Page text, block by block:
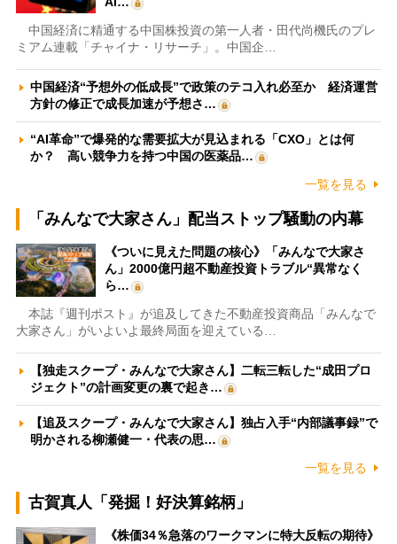
中国経済に精通する中国株投資の第一人者・田代尚機氏のプレ
ミアム連載「チャイナ・リサーチ」。中国企…
中国経済“予想外の低成長”で政策のテコ入れ必至か 経済運営
方針の修正で成長加速が予想さ…
“AI革命”で爆発的な需要拡大が見込まれる「CXO」とは何
か？ 高い競争力を持つ中国の医薬品…
一覧を見る
「みんなで大家さん」配当ストップ騒動の内幕
《ついに見えた問題の核心》「みんなで大家さ
ん」2000億円超不動産投資トラブル“異常なく
ら…
本誌『週刊ポスト』が追及してきた不動産投資商品「みんなで
大家さん」がいよいよ最終局面を迎えている…
【独走スクープ・みんなで大家さん】二転三転した“成田プロ
ジェクト”の計画変更の裏で起き…
【追及スクープ・みんなで大家さん】独占入手“内部議事録”で
明かされる柳瀬健一・代表の思…
一覧を見る
古賀真人「発掘！好決算銘柄」
《株価34％急落のワークマンに特大反転の期待》